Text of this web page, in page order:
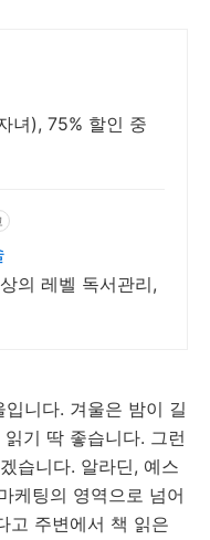
녀), 75% 할인 중
의 레벨 독서관리,
니다. 겨울은 밤이 길
기 딱 좋습니다. 그런
습니다. 알라딘, 예스
케팅의 영역으로 넘어
고 주변에서 책 읽은